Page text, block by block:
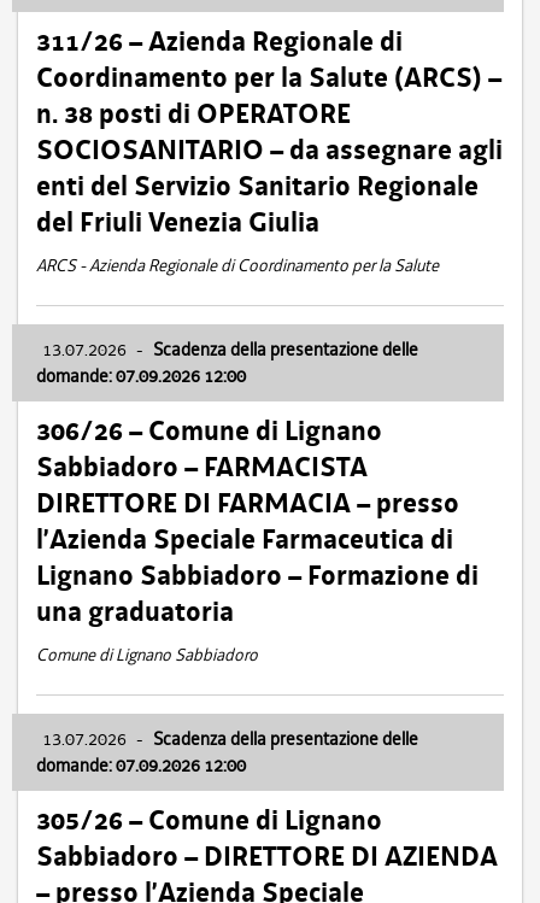
311/26 – Azienda Regionale di
Coordinamento per la Salute (ARCS) –
n. 38 posti di OPERATORE
SOCIOSANITARIO – da assegnare agli
enti del Servizio Sanitario Regionale
del Friuli Venezia Giulia
ARCS - Azienda Regionale di Coordinamento per la Salute
13.07.2026 - Scadenza della presentazione delle
domande: 07.09.2026 12:00
306/26 – Comune di Lignano
Sabbiadoro – FARMACISTA
DIRETTORE DI FARMACIA – presso
l’Azienda Speciale Farmaceutica di
Lignano Sabbiadoro – Formazione di
una graduatoria
Comune di Lignano Sabbiadoro
13.07.2026 - Scadenza della presentazione delle
domande: 07.09.2026 12:00
305/26 – Comune di Lignano
Sabbiadoro – DIRETTORE DI AZIENDA
– presso l’Azienda Speciale